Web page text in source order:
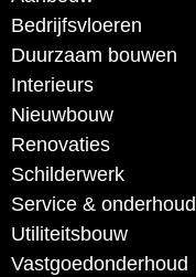
Bedrijfsvloeren
Duurzaam bouwen
Interieurs
Nieuwbouw
Renovaties
Schilderwerk
Service & onderhoud
Utiliteitsbouw
Vastgoedonderhoud